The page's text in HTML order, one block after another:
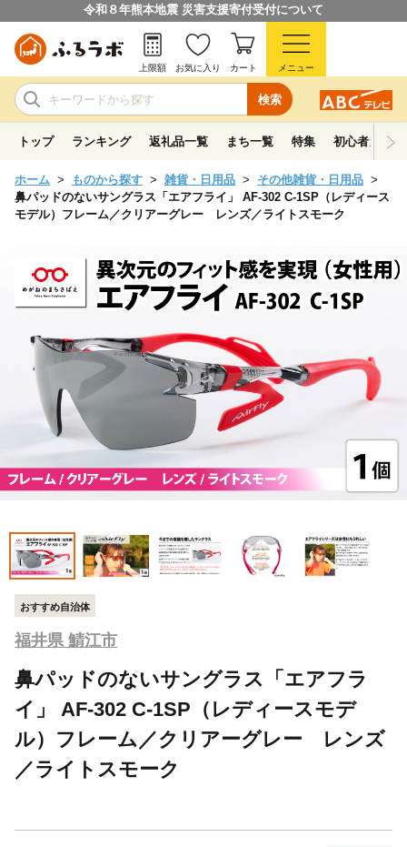
令和８年熊本地震 災害支援寄付受付について
検索
上限額 お気に入り カート メニュー
トップ ランキング 返礼品一覧 まち一覧 特集 初心者ガイド
ホーム ものから探す 雑貨・日用品
その他雑貨・日用品
鼻パッドのないサングラス「エアフライ」 AF-302 C-1SP（レディース
モデル）フレーム／クリアーグレー レンズ／ライトスモーク
おすすめ自治体
福井県 鯖江市
鼻パッドのないサングラス「エアフラ
イ」 AF-302 C-1SP（レディースモデ
ル）フレーム／クリアーグレー レンズ
／ライトスモーク